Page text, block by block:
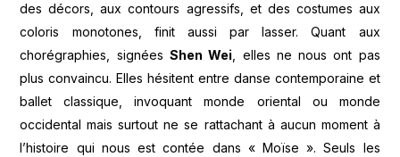
des décors, aux contours agressifs, et des costumes aux
coloris monotones, finit aussi par lasser. Quant aux
chorégraphies, signées Shen Wei, elles ne nous ont pas
plus convaincu. Elles hésitent entre danse contemporaine et
ballet classique, invoquant monde oriental ou monde
occidental mais surtout ne se rattachant à aucun moment à
l’histoire qui nous est contée dans « Moïse ». Seuls les